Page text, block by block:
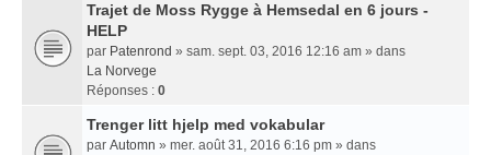
Trajet de Moss Rygge à Hemsedal en 6 jours -
HELP
par Patenrond » sam. sept. 03, 2016 12:16 am » dans
La Norvege
Réponses : 0
Trenger litt hjelp med vokabular
par Automn » mer. août 31, 2016 6:16 pm » dans